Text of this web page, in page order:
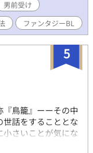
です。 【⚠️】 天使
には挿入無しでも🔞
妄想出力第一。校正
18禁エロは2割程の
でもエロ描写（手
】 会社員ラグナ×
リディウス受け 筋
性具有。
男前受け
ファンタジーBL
5
鳥籠』ーーその中
話をすることとな
さいことが気にな